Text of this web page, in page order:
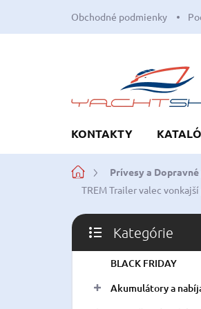
obsah
Obchodné podmienky
KONTAKTY
DomovPrívesy a
TREM Trailer valec
B
č
Preskočiť
kategórie
Kategórie
BLACK FRIDAY
Akumulátory a